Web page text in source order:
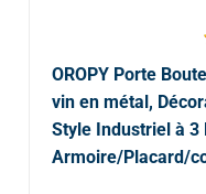
OROPY Porte
vin en métal,
Style Industriel à 3
Armoire/Placard/